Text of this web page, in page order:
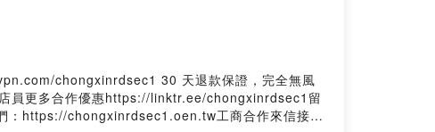
chongxinrdsec1 30 天退款保證，完全無風
員更多合作優惠https://linktr.ee/chongxinrdsec1留
https://chongxinrdsec1.oen.tw工商合作來信接